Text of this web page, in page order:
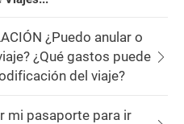
¿Puedo anular o
¿Qué gastos puede
del viaje?
mi pasaporte para ir